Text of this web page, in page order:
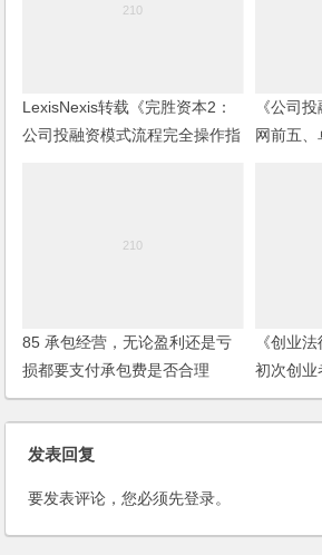
LexisNexis转载《完胜资本2：
公司投融资模式流程完全操作指
《公司
网前五
85 承包经营，无论盈利还是亏
损都要支付承包费是否合理
《创业
初次创业
风险
发表回复
要发表评论，您必须先登录。